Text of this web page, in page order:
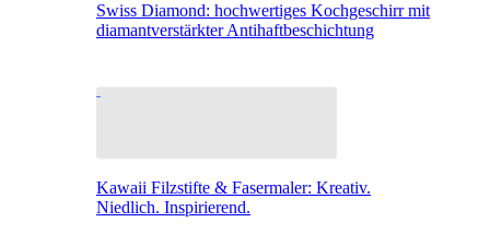
Swiss Diamond: hochwertiges Kochgeschirr mit
diamantverstärkter Antihaftbeschichtung
Kawaii Filzstifte & Fasermaler: Kreativ.
Niedlich. Inspirierend.